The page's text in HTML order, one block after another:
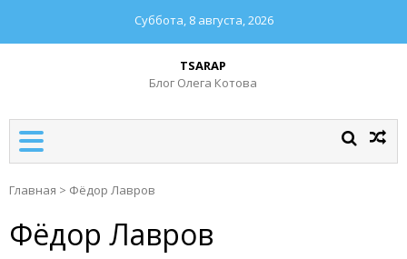
Суббота, 8 августа, 2026
TSARAP
Блог Олега Котова
Главная > Фёдор Лавров
Фёдор Лавров